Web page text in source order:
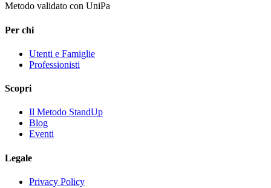
Metodo validato con UniPa
Per chi
Utenti e Famiglie
Professionisti
Scopri
Il Metodo StandUp
Blog
Eventi
Legale
Privacy Policy